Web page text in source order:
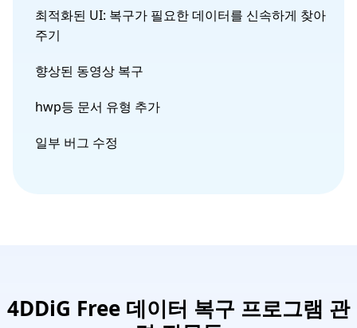
최적화된 UI: 복구가 필요한 데이터를 신속하게 찾아
주기
향상된 동영상 복구
hwp등 문서 유형 추가
일부 버그 수정
4DDiG Free 데이터 복구 프로그램 관